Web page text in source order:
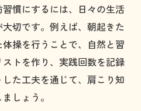
慣にするには、日々の生活
切です。例えば、朝起きた
操を行うことで、自然と習
トを作り、実践回数を記録
た工夫を通じて、肩こり知
しょう。